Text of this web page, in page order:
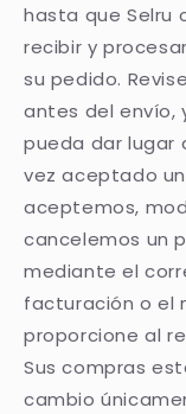
hasta que Selru
recibir y
su pedido.
antes del envío,
pueda dar lugar
vez aceptado
aceptemos,
cancelemos un
mediante el
facturación o el
proporcione al
Sus compras
cambio